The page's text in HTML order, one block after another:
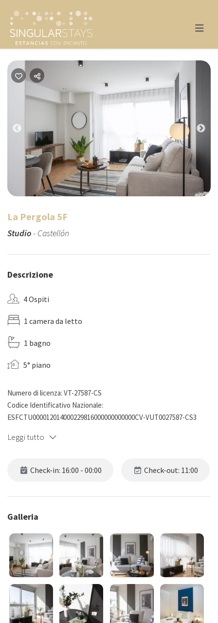
Previous
La Pergola 5F
Studio- Castellón
Descrizione
4 Ospiti
1 camera da letto
1 bagno
5° piano
Numero di licenza: VT-27587-CS
Codice Identificativo Nazionale:
ESFCTU000012014000229816000000000000CV-VUT0027587-CS3
Leggi tutto
Check-in: 16:00 - 00:00 Check-out: 11:00
Galleria